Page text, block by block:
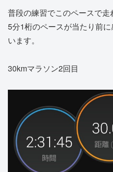
普段の練習でこのペースで走
5分1桁のペースが当たり前
います。
30kmマラソン2回目